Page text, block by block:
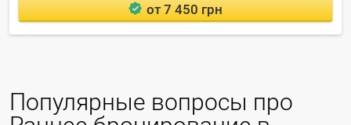
от 7 450 грн
Популярные вопросы про